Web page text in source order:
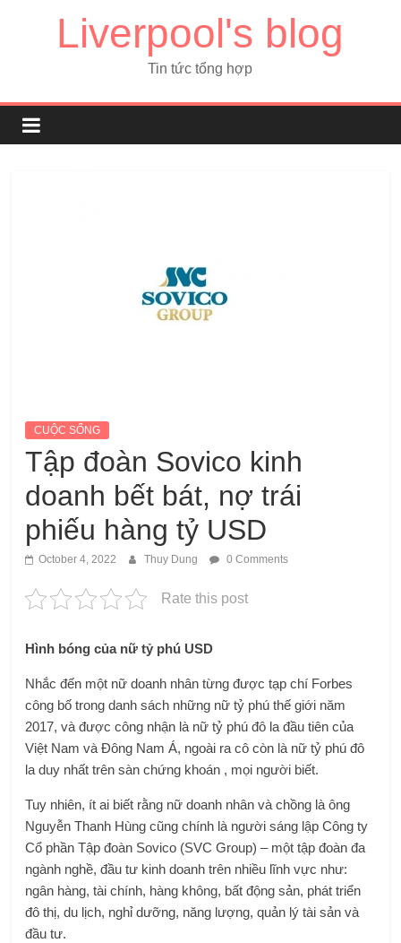
Liverpool's blog
Tin tức tổng hợp
CUỘC SỐNG
Tập đoàn Sovico kinh
doanh bết bát, nợ trái
phiếu hàng tỷ USD
October 4, 2022 Thuy Dung 0 Comments
Rate this post
Hình bóng của nữ tỷ phú USD
Nhắc đến một nữ doanh nhân từng được tạp chí Forbes
công bố trong danh sách những nữ tỷ phú thế giới năm
2017, và được công nhận là nữ tỷ phú đô la đầu tiên của
Việt Nam và Đông Nam Á, ngoài ra cô còn là nữ tỷ phú đô
la duy nhất trên sàn chứng khoán , mọi người biết.
Tuy nhiên, ít ai biết rằng nữ doanh nhân và chồng là ông
Nguyễn Thanh Hùng cũng chính là người sáng lập Công ty
Cổ phần Tập đoàn Sovico (SVC Group) – một tập đoàn đa
ngành nghề, đầu tư kinh doanh trên nhiều lĩnh vực như:
ngân hàng, tài chính, hàng không, bất động sản, phát triển
đô thị, du lịch, nghỉ dưỡng, năng lượng, quản lý tài sản và
đầu tư.